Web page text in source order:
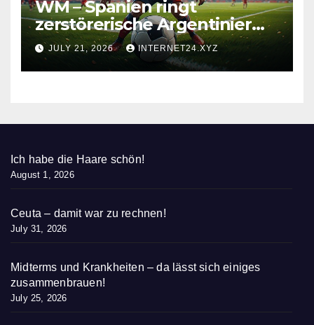
WM – Spanien ringt
zerstörerische Argentinier
nieder
JULY 21, 2026 INTERNET24.XYZ
Ich habe die Haare schön!
August 1, 2026
Ceuta – damit war zu rechnen!
July 31, 2026
Midterms und Krankheiten – da lässt sich einiges
zusammenbrauen!
July 25, 2026